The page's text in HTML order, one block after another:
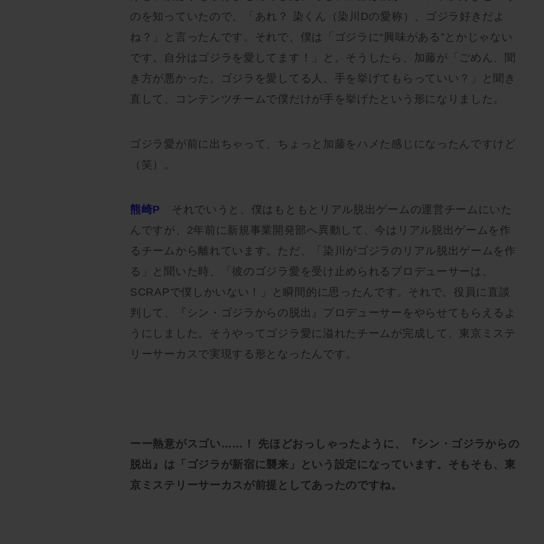
のを知っていたので、「あれ？ 染くん（染川Dの愛称）、ゴジラ好きだよ
ね？」と言ったんです。それで、僕は「ゴジラに“興味がある”とかじゃない
です。自分はゴジラを愛してます！」と。そうしたら、加藤が「ごめん、聞
き方が悪かった。ゴジラを愛してる人、手を挙げてもらっていい？」と聞き
直して、コンテンツチームで僕だけが手を挙げたという形になりました。
ゴジラ愛が前に出ちゃって、ちょっと加藤をハメた感じになったんですけど
（笑）。
熊崎P
それでいうと、僕はもともとリアル脱出ゲームの運営チームにいた
んですが、2年前に新規事業開発部へ異動して、今はリアル脱出ゲームを作
るチームから離れています。ただ、「染川がゴジラのリアル脱出ゲームを作
る」と聞いた時、「彼のゴジラ愛を受け止められるプロデューサーは、
SCRAPで僕しかいない！」と瞬間的に思ったんです。それで、役員に直談
判して、『シン・ゴジラからの脱出』プロデューサーをやらせてもらえるよ
うにしました。そうやってゴジラ愛に溢れたチームが完成して、東京ミステ
リーサーカスで実現する形となったんです。
ーー熱意がスゴい……！ 先ほどおっしゃったように、『シン・ゴジラからの
脱出』は「ゴジラが新宿に襲来」という設定になっています。そもそも、東
京ミステリーサーカスが前提としてあったのですね。